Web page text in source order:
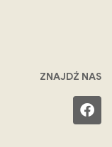
ZNAJDŹ NAS